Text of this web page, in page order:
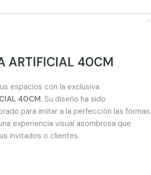
ARTIFICIAL 40CM
espacios con la exclusiva
40CM. Su diseño ha sido
para imitar a la perfección las formas
experiencia visual asombrosa que
invitados o clientes.